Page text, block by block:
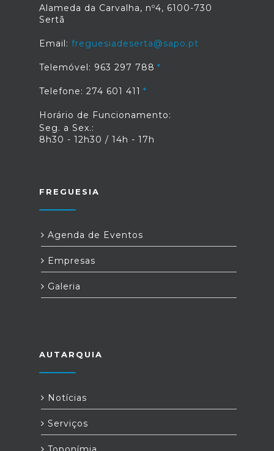
Alameda da Carvalha, nº4, 6100-730
Sertã
Email: freguesiadeserta@sapo.pt
Telemóvel: 963 297 788
Telefone: 274 601 411
Horário de Funcionamento:
Seg. a Sex.:
8h30 - 12h30 / 14h - 17h
FREGUESIA
Agenda de Eventos
Empresas
Galeria
AUTARQUIA
Notícias
Serviços